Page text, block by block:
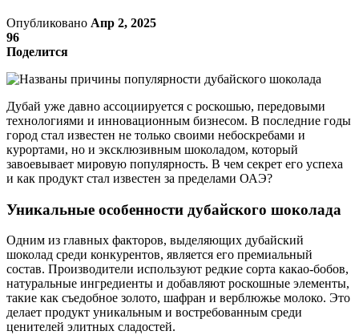
Опубликовано Апр 2, 2025
96
Поделится
Дубай уже давно ассоциируется с роскошью, передовыми
технологиями и инновационным бизнесом. В последние годы
город стал известен не только своими небоскребами и
курортами, но и эксклюзивным шоколадом, который
завоевывает мировую популярность. В чем секрет его успеха
и как продукт стал известен за пределами ОАЭ?
Уникальные особенности дубайского шоколада
Одним из главных факторов, выделяющих дубайский
шоколад среди конкурентов, является его премиальный
состав. Производители используют редкие сорта какао-бобов,
натуральные ингредиенты и добавляют роскошные элементы,
такие как съедобное золото, шафран и верблюжье молоко. Это
делает продукт уникальным и востребованным среди
ценителей элитных сладостей.